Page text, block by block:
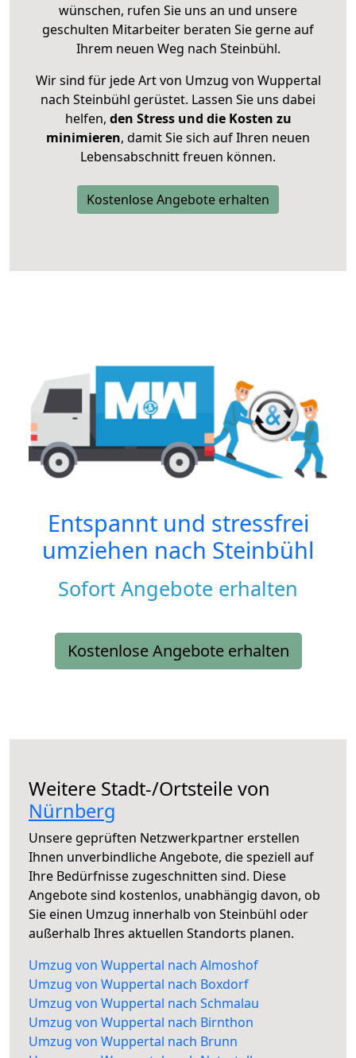
wünschen, rufen Sie uns an und unsere
geschulten Mitarbeiter beraten Sie gerne auf
Ihrem neuen Weg nach Steinbühl.
Wir sind für jede Art von Umzug von Wuppertal
nach Steinbühl gerüstet. Lassen Sie uns dabei
helfen, den Stress und die Kosten zu
minimieren, damit Sie sich auf Ihren neuen
Lebensabschnitt freuen können.
Kostenlose Angebote erhalten
Entspannt und stressfrei
umziehen nach Steinbühl
Sofort Angebote erhalten
Kostenlose Angebote erhalten
Weitere Stadt-/Ortsteile von
Nürnberg
Unsere geprüften Netzwerkpartner erstellen
Ihnen unverbindliche Angebote, die speziell auf
Ihre Bedürfnisse zugeschnitten sind. Diese
Angebote sind kostenlos, unabhängig davon, ob
Sie einen Umzug innerhalb von Steinbühl oder
außerhalb Ihres aktuellen Standorts planen.
Umzug von Wuppertal nach Almoshof
Umzug von Wuppertal nach Boxdorf
Umzug von Wuppertal nach Schmalau
Umzug von Wuppertal nach Birnthon
Umzug von Wuppertal nach Brunn